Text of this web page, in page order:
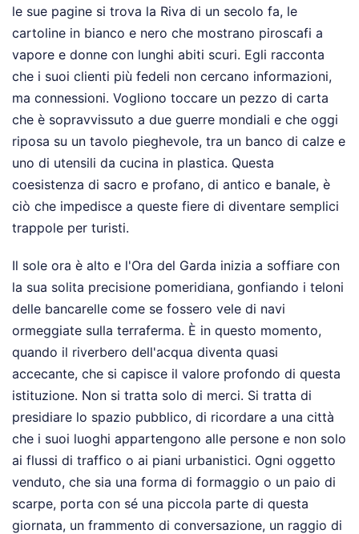
le sue pagine si trova la Riva di un secolo fa, le
cartoline in bianco e nero che mostrano piroscafi a
vapore e donne con lunghi abiti scuri. Egli racconta
che i suoi clienti più fedeli non cercano informazioni,
ma connessioni. Vogliono toccare un pezzo di carta
che è sopravvissuto a due guerre mondiali e che oggi
riposa su un tavolo pieghevole, tra un banco di calze e
uno di utensili da cucina in plastica. Questa
coesistenza di sacro e profano, di antico e banale, è
ciò che impedisce a queste fiere di diventare semplici
trappole per turisti.
Il sole ora è alto e l'Ora del Garda inizia a soffiare con
la sua solita precisione pomeridiana, gonfiando i teloni
delle bancarelle come se fossero vele di navi
ormeggiate sulla terraferma. È in questo momento,
quando il riverbero dell'acqua diventa quasi
accecante, che si capisce il valore profondo di questa
istituzione. Non si tratta solo di merci. Si tratta di
presidiare lo spazio pubblico, di ricordare a una città
che i suoi luoghi appartengono alle persone e non solo
ai flussi di traffico o ai piani urbanistici. Ogni oggetto
venduto, che sia una forma di formaggio o un paio di
scarpe, porta con sé una piccola parte di questa
giornata, un frammento di conversazione, un raggio di